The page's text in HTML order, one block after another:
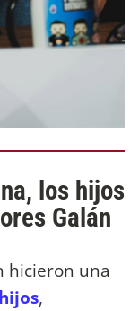
los hijos
Galán
hicieron una
,